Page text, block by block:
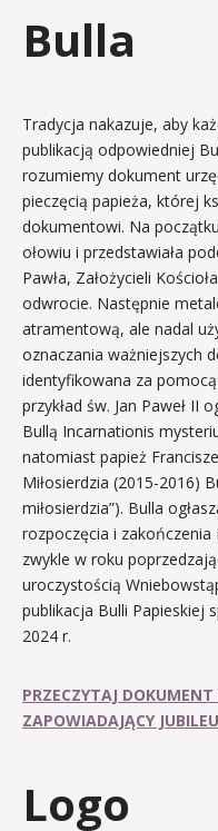
Bulla
Tradycja nakazuje, aby
publikacją odpowiedniej
rozumiemy dokument
pieczęcią papieża, której
dokumentowi. Na
ołowiu i przedstawiała
Pawła, Założycieli
odwrocie. Następnie
atramentową, ale nadal
oznaczania ważniejszych
identyfikowana za
przykład św. Jan Paweł II
Bullą Incarnationis
natomiast papież
Miłosierdzia (2015-2016)
miłosierdzia”). Bulla
rozpoczęcia i
zwykle w roku
uroczystością
publikacja Bulli Papieskiej
2024 r.
PRZECZYTAJ
ZAPOWIADAJĄCY
Logo